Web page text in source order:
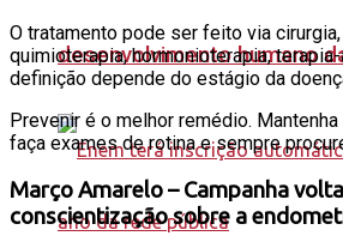
desenvolvimento humano
O tratamento pode ser feito via
quimioterapia, hormonioterapia,
definição depende do estágio da
Prevenir é o melhor remédio.
faça exames de rotina e sempre
Março Amarelo – Campanha v
conscientização sobre a